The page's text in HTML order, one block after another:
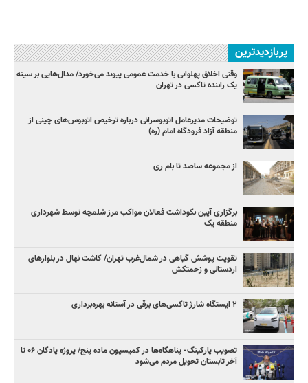
پربازدیدترین
وقتی اخلاق پهلوانی با خدمت عمومی پیوند می‌خورد/ مدال‌هایی بر سینه
یک راننده تاکسی در تهران
توضیحات مدیرعامل اتوبوسرانی درباره ترخیص اتوبوس‌های چینی از
منطقه آزاد فرودگاه امام (ره)
از مجموعه ساصد تا بام ری
برگزاری آیین نکوداشت فعالان مواکب مرز شلمچه توسط شهرداری
منطقه یک
تقویت پوشش گیاهی در شمال‌غرب تهران/ کاشت نهال در بلوارهای
اردستانی و زحمتکش
۲ ایستگاه شارژ تاکسی‌های برقی در آستانه بهره‌برداری
تصویب پارکینگ- پناهگاه‌ها در کمیسیون ماده پنج/ پروژه پادگان ۰۶ تا
آخر تابستان تحویل مردم می‌شود